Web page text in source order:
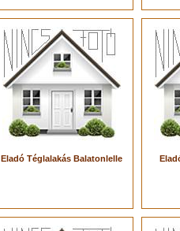
Eladó Téglalakás Balatonlelle